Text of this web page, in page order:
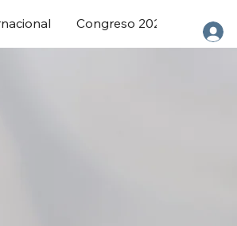
Congreso 2025